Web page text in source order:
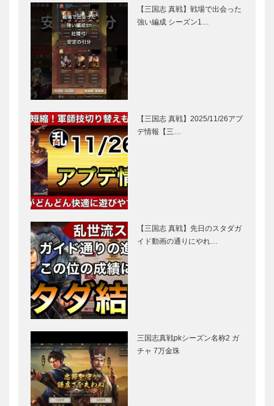
【三国志 真戦】戦場で出会った
強い編成 シーズン1…
【三国志 真戦】2025/11/26アプ
デ情報【三…
【三国志 真戦】先日のスタダガ
イド動画の通りにやれ…
三国志真戦pkシーズン名称2 ガ
チャ 7万金珠